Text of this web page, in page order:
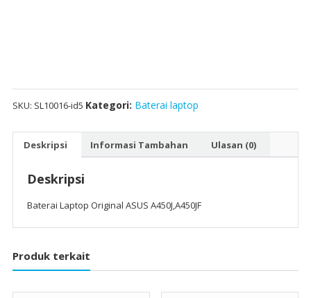
SKU: SL10016-id5 Kategori: Baterai laptop
Deskripsi Informasi Tambahan Ulasan (0)
Deskripsi
Baterai Laptop Original ASUS A450J,A450JF
Produk terkait